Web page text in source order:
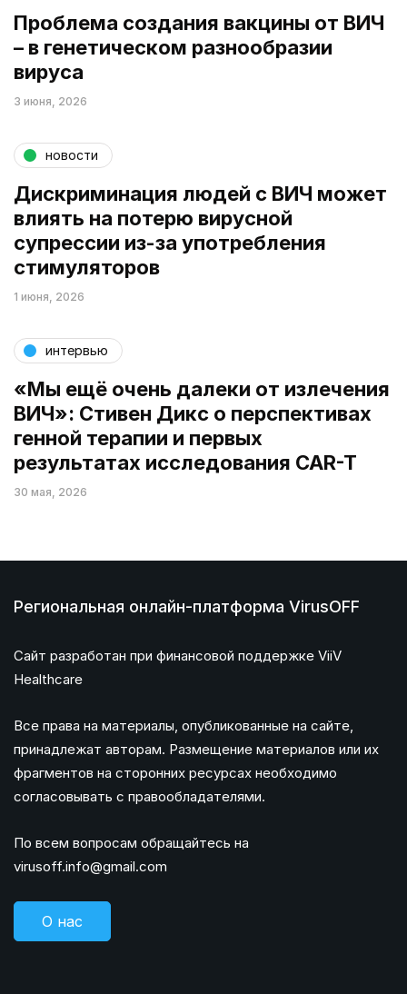
Проблема создания вакцины от ВИЧ
– в генетическом разнообразии
вируса
3 июня, 2026
новости
Дискриминация людей с ВИЧ может
влиять на потерю вирусной
супрессии из-за употребления
стимуляторов
1 июня, 2026
интервью
«Мы ещё очень далеки от излечения
ВИЧ»: Стивен Дикс о перспективах
генной терапии и первых
результатах исследования CAR-T
30 мая, 2026
Региональная онлайн-платформа VirusOFF
Сайт разработан при финансовой поддержке ViiV
Healthcare
Все права на материалы, опубликованные на сайте,
принадлежат авторам. Размещение материалов или их
фрагментов на сторонних ресурсах необходимо
согласовывать с правообладателями.
По всем вопросам обращайтесь на
virusoff.info@gmail.com
О нас